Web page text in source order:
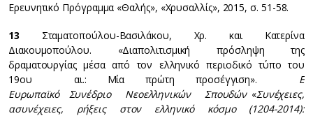
Ερευνητικό Πρόγραμμα «Θαλής», «Χρυσαλλίς», 2015, σ. 51-58.
13 Σταματοπούλου-Βασιλάκου, Χρ. και Κατερίνα
Διακουμοπούλου. «Διαπολιτισμική πρόσληψη της
δραματουργίας μέσα από τον ελληνικό περιοδικό τύπο του
19ου αι.: Μία πρώτη προσέγγιση». Ε΄
Ευρωπαϊκό Συνέδριο Νεοελληνικών Σπουδών «Συνέχειες,
ασυνέχειες, ρήξεις στον ελληνικό κόσμο (1204-2014):